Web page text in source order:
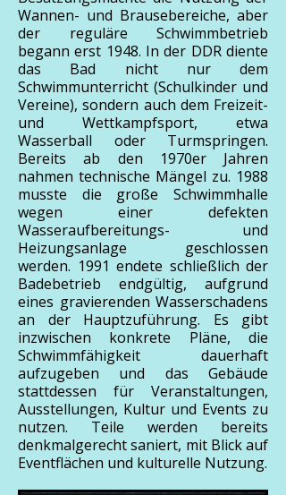
Wannen- und Brausebereiche, aber
der reguläre Schwimmbetrieb
begann erst 1948. In der DDR diente
das Bad nicht nur dem
Schwimmunterricht (Schulkinder und
Vereine), sondern auch dem Freizeit-
und Wettkampfsport, etwa
Wasserball oder Turmspringen.
Bereits ab den 1970er Jahren
nahmen technische Mängel zu. 1988
musste die große Schwimmhalle
wegen einer defekten
Wasseraufbereitungs- und
Heizungsanlage geschlossen
werden. 1991 endete schließlich der
Badebetrieb endgültig, aufgrund
eines gravierenden Wasserschadens
an der Hauptzuführung. Es gibt
inzwischen konkrete Pläne, die
Schwimmfähigkeit dauerhaft
aufzugeben und das Gebäude
stattdessen für Veranstaltungen,
Ausstellungen, Kultur und Events zu
nutzen. Teile werden bereits
denkmalgerecht saniert, mit Blick auf
Eventflächen und kulturelle Nutzung.